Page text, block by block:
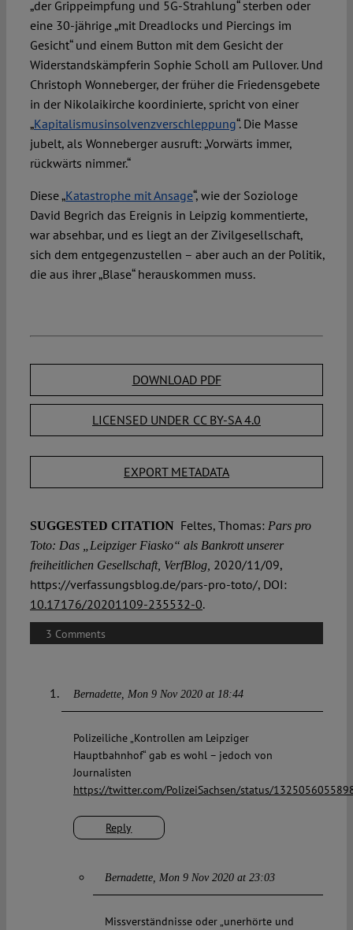
„der Grippeimpfung und 5G-Strahlung“ sterben oder
eine 30-jährige „mit Dreadlocks und Piercings im
Gesicht“ und einem Button mit dem Gesicht der
Widerstandskämpferin Sophie Scholl am Pullover. Und
Christoph Wonneberger, der früher die Friedensgebete
in der Nikolaikirche koordinierte, spricht von einer
„Kapitalismusinsolvenzverschleppung“. Die Masse
jubelt, als Wonneberger ausruft: „Vorwärts immer,
rückwärts nimmer.“
Diese „Katastrophe mit Ansage“, wie der Soziologe
David Begrich das Ereignis in Leipzig kommentierte,
war absehbar, und es liegt an der Zivilgesellschaft,
sich dem entgegenzustellen – aber auch an der Politik,
die aus ihrer „Blase“ herauskommen muss.
DOWNLOAD PDF
LICENSED UNDER CC BY-SA 4.0
EXPORT METADATA
SUGGESTED CITATION Feltes, Thomas: Pars pro
Toto: Das „Leipziger Fiasko“ als Bankrott unserer
freiheitlichen Gesellschaft, VerfBlog, 2020/11/09,
https://verfassungsblog.de/pars-pro-toto/, DOI:
10.17176/20201109-235532-0.
3 Comments
Bernadette Mon 9 Nov 2020 at 18:44
Reply
Polizeiliche „Kontrollen am Leipziger
Hauptbahnhof“ gab es wohl – jedoch von
Journalisten
https://twitter.com/PolizeiSachsen/status/
Bernadette Mon 9 Nov 2020 at 23:03
Missverständnisse oder „unerhörte und